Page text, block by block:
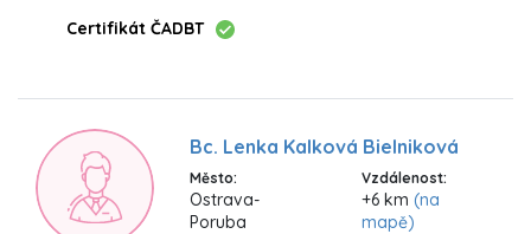
Certifikát ČADBT
Bc. Lenka Kalková Bielniková
Město:
Ostrava-
Poruba
Vzdálenost:
+6 km(na
mapě)